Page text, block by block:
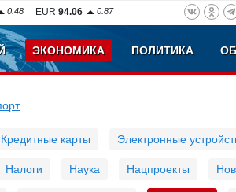
0.48 EUR 94.06 0.87
ЭКОНОМИКА ПОЛИТИКА
карты Электронные
Налоги Наука Нацпроекты